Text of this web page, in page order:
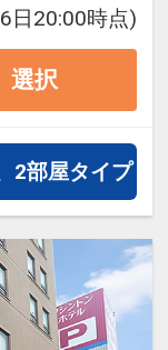
ビー、レ
ルしてリ
した。
人様1本プ
日20:00時点)
選択
2部屋タイプ